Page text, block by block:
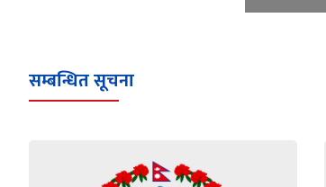
सम्बन्धित सूचना